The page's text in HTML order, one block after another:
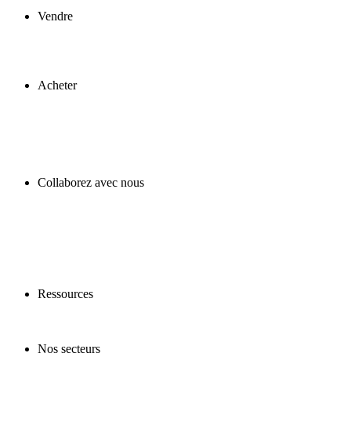
Vendre
Acheter
Collaborez avec nous
Ressources
Nos secteurs